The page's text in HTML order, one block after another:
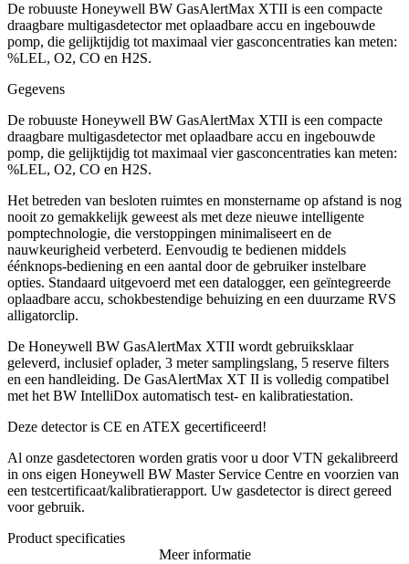
De robuuste Honeywell BW GasAlertMax XTII is een compacte
draagbare multigasdetector met oplaadbare accu en ingebouwde
pomp, die gelijktijdig tot maximaal vier gasconcentraties kan meten:
%LEL, O2, CO en H2S.
Gegevens
De robuuste Honeywell BW GasAlertMax XTII is een compacte
draagbare multigasdetector met oplaadbare accu en ingebouwde
pomp, die gelijktijdig tot maximaal vier gasconcentraties kan meten:
%LEL, O2, CO en H2S.
Het betreden van besloten ruimtes en monstername op afstand is nog
nooit zo gemakkelijk geweest als met deze nieuwe intelligente
pomptechnologie, die verstoppingen minimaliseert en de
nauwkeurigheid verbeterd. Eenvoudig te bedienen middels
éénknops-bediening en een aantal door de gebruiker instelbare
opties. Standaard uitgevoerd met een datalogger, een geïntegreerde
oplaadbare accu, schokbestendige behuizing en een duurzame RVS
alligatorclip.
De Honeywell BW GasAlertMax XTII wordt gebruiksklaar
geleverd, inclusief oplader, 3 meter samplingslang, 5 reserve filters
en een handleiding. De GasAlertMax XT II is volledig compatibel
met het BW IntelliDox automatisch test- en kalibratiestation.
Deze detector is CE en ATEX gecertificeerd!
Al onze gasdetectoren worden gratis voor u door VTN gekalibreerd
in ons eigen Honeywell BW Master Service Centre en voorzien van
een testcertificaat/kalibratierapport. Uw gasdetector is direct gereed
voor gebruik.
Product specificaties
Meer informatie